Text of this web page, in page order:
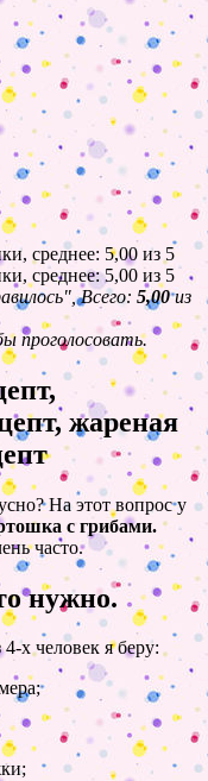
Всего: 5,00из
проголосовать.
жареная
На этот вопрос у
с грибами.
часто.
нужно.
х человек я беру: